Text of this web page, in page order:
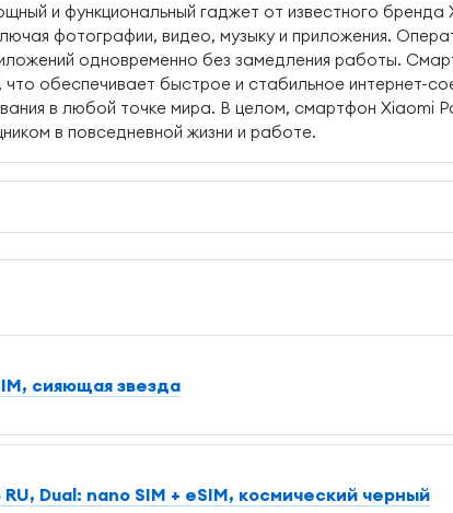
и функциональный гаджет от известного
фотографии, видео, музыку и приложения.
одновременно без замедления работы.
обеспечивает быстрое и стабильное интернет-
в любой точке мира. В целом, смартфон Xiaomi
в повседневной жизни и работе.
сияющая звезда
Dual: nano SIM + eSIM, космический черный